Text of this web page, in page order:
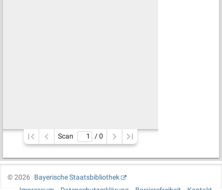
Scan / 0
©2026
Bayerische Staatsbibliothek